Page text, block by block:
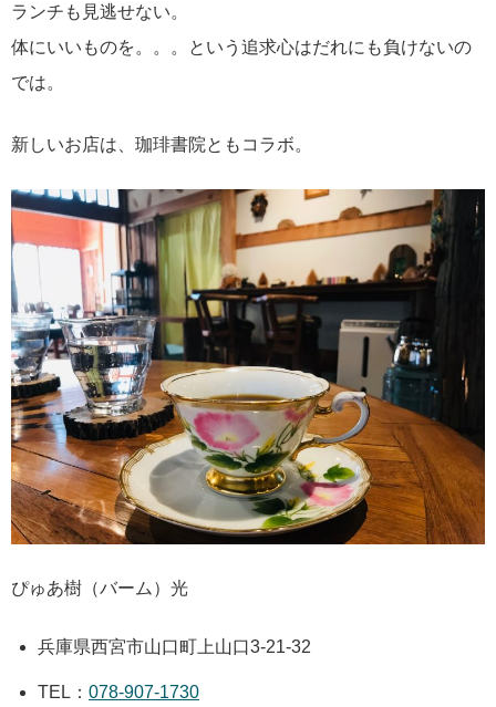
ランチも見逃せない。
体にいいものを。。。という追求心はだれにも負けないの
では。
新しいお店は、珈琲書院ともコラボ。
ぴゅあ樹（バーム）光
兵庫県西宮市山口町上山口3-21-32
TEL： 078-907-1730